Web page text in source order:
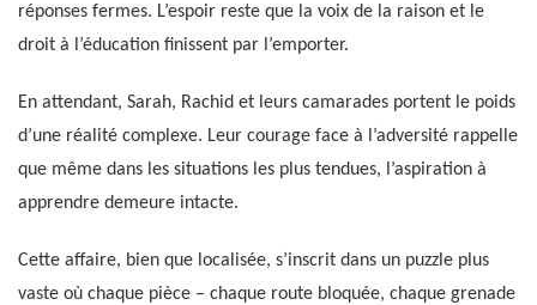
réponses fermes. L’espoir reste que la voix de la raison et le
droit à l’éducation finissent par l’emporter.
En attendant, Sarah, Rachid et leurs camarades portent le poids
d’une réalité complexe. Leur courage face à l’adversité rappelle
que même dans les situations les plus tendues, l’aspiration à
apprendre demeure intacte.
Cette affaire, bien que localisée, s’inscrit dans un puzzle plus
vaste où chaque pièce – chaque route bloquée, chaque grenade